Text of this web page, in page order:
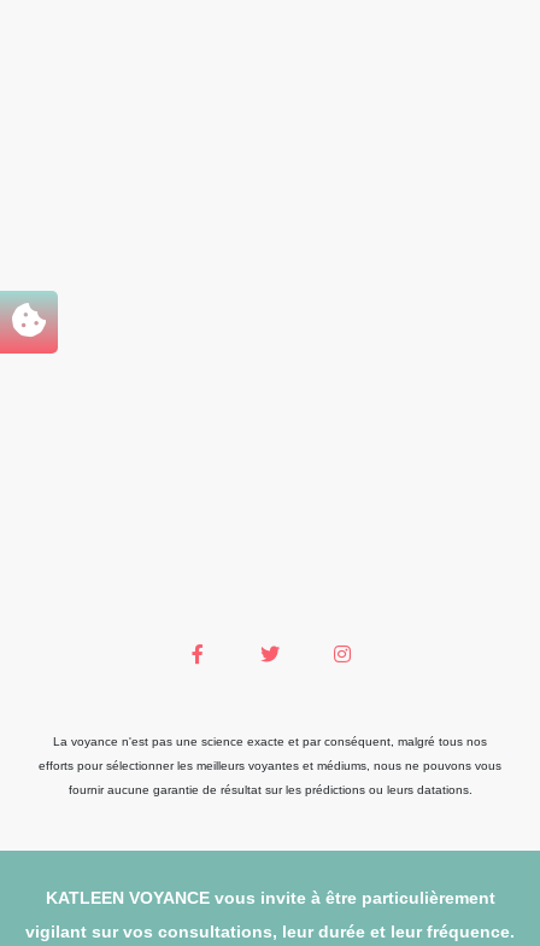
La voyance n'est pas une science exacte et par conséquent, malgré tous nos
efforts pour sélectionner les meilleurs voyantes et médiums, nous ne pouvons vous
fournir aucune garantie de résultat sur les prédictions ou leurs datations.
KATLEEN VOYANCE vous invite à être particulièrement
vigilant sur vos consultations, leur durée et leur fréquence.